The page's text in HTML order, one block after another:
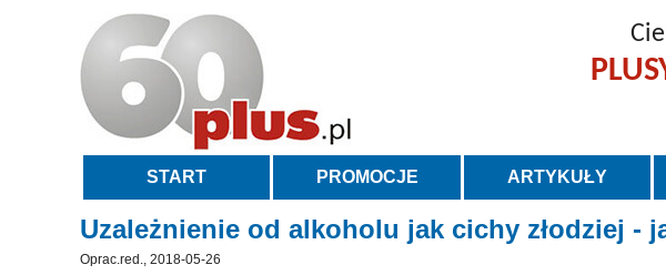
START PROMOCJE ARTYKUŁY
Uzależnienie od alkoholu jak cichy złodziej -
Oprac.red., 2018-05-26